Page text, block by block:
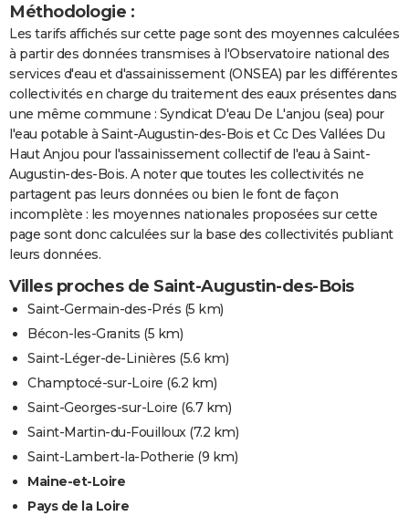
Méthodologie :
Les tarifs affichés sur cette page sont des moyennes calculées
à partir des données transmises à l'Observatoire national des
services d'eau et d'assainissement (ONSEA) par les différentes
collectivités en charge du traitement des eaux présentes dans
une même commune : Syndicat D'eau De L'anjou (sea) pour
l'eau potable à Saint-Augustin-des-Bois et Cc Des Vallées Du
Haut Anjou pour l'assainissement collectif de l'eau à Saint-
Augustin-des-Bois. A noter que toutes les collectivités ne
partagent pas leurs données ou bien le font de façon
incomplète : les moyennes nationales proposées sur cette
page sont donc calculées sur la base des collectivités publiant
leurs données.
Villes proches de Saint-Augustin-des-Bois
Saint-Germain-des-Prés (5 km)
Bécon-les-Granits (5 km)
Saint-Léger-de-Linières (5.6 km)
Champtocé-sur-Loire (6.2 km)
Saint-Georges-sur-Loire (6.7 km)
Saint-Martin-du-Fouilloux(7.2 km)
Saint-Lambert-la-Potherie (9 km)
Maine-et-Loire
Pays de la Loire